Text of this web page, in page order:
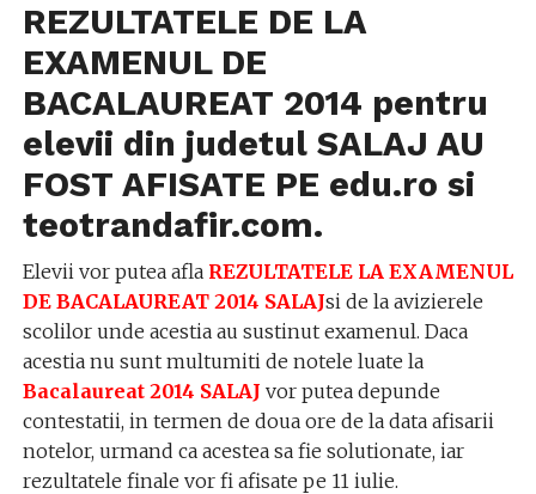
REZULTATELE DE LA
EXAMENUL DE
BACALAUREAT 2014 pentru
elevii din judetul SALAJ AU
FOST AFISATE PE edu.ro si
teotrandafir.com.
Elevii vor putea afla REZULTATELE LA EXAMENUL
DE BACALAUREAT 2014 SALAJsi de la avizierele
scolilor unde acestia au sustinut examenul. Daca
acestia nu sunt multumiti de notele luate la
Bacalaureat 2014 SALAJ vor putea depunde
contestatii, in termen de doua ore de la data afisarii
notelor, urmand ca acestea sa fie solutionate, iar
rezultatele finale vor fi afisate pe 11 iulie.